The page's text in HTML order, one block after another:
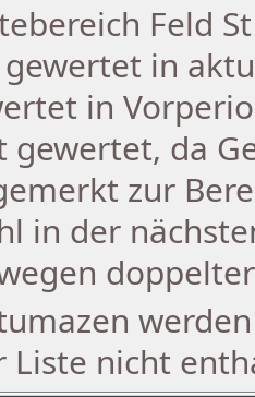
Feld
in
in
gewertet, da
zur
in der
Liste nicht